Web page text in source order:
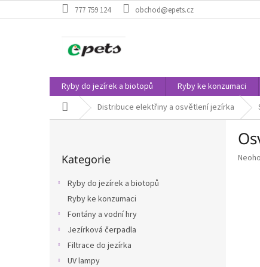
na
777 759 124 obchod@epets.cz
Ryby do jezírek a biotopů Ryby ke konzumaci
Domů Distribuce elektřiny a osvětlení jezírka
kategorie
Kategorie
Ryby do jezírek a biotopů
Ryby ke konzumaci
Fontány a vodní hry
Jezírková čerpadla
Filtrace do jezírka
UV lampy